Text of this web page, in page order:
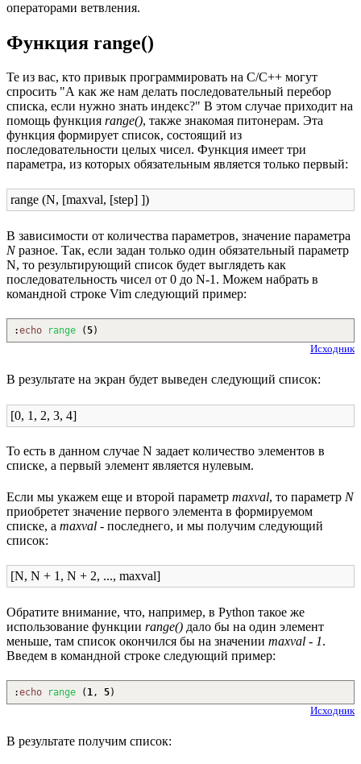
операторами ветвления.
Функция range()
Те из вас, кто привык программировать на C/C++ могут
спросить "А как же нам делать последовательный перебор
списка, если нужно знать индекс?" В этом случае приходит на
помощь функция range(), также знакомая питонерам. Эта
функция формирует список, состоящий из
последовательности целых чисел. Функция имеет три
параметра, из которых обязательным является только первый:
range (N, [maxval, [step] ])
В зависимости от количества параметров, значение параметра
Nразное. Так, если задан только один обязательный параметр
N, то результирующий список будет выглядеть как
последовательность чисел от 0 до N-1. Можем набрать в
командной строке Vim следующий пример:
:echo range (5)
Исходник
В результате на экран будет выведен следующий список:
[0, 1, 2, 3, 4]
То есть в данном случае N задает количество элементов в
списке, а первый элемент является нулевым.
Если мы укажем еще и второй параметр maxval, то параметр N
приобретет значение первого элемента в формируемом
списке, а maxval - последнего, и мы получим следующий
список:
[N, N + 1, N + 2, ..., maxval]
Обратите внимание, что, например, в Python такое же
использование функции range() дало бы на один элемент
меньше, там список окончился бы на значении maxval - 1.
Введем в командной строке следующий пример:
:echo range ( 1, 5)
Исходник
В результате получим список: